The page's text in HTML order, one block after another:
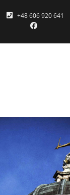
+48 606 920 641